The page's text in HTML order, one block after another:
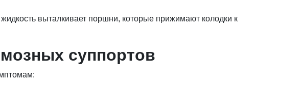
выталкивает поршни, которые прижимают колодки к
суппортов